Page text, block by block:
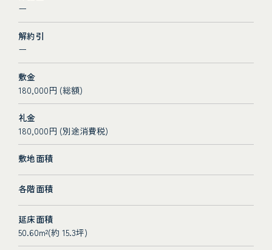
ー
解約引
ー
敷金
180,000円 (総額)
礼金
180,000円 (別途消費税)
敷地面積
各階面積
延床面積
50.60m²(約 15.3坪)